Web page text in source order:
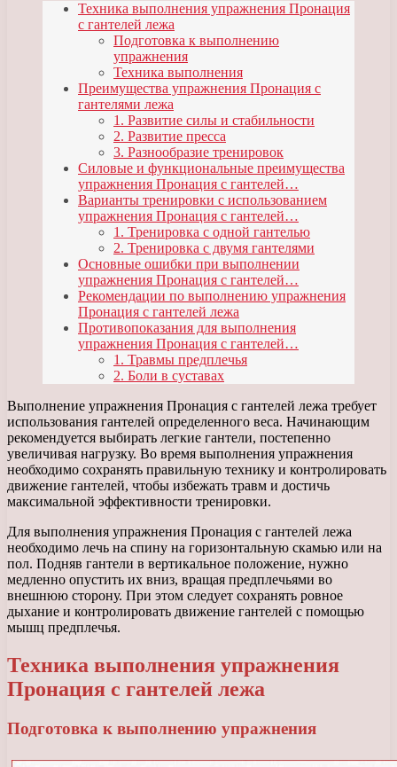
Техника выполнения упражнения Пронация
с гантелей лежа
Подготовка к выполнению
упражнения
Техника выполнения
Преимущества упражнения Пронация с
гантелями лежа
1. Развитие силы и стабильности
2. Развитие пресса
3. Разнообразие тренировок
Силовые и функциональные преимущества
упражнения Пронация с гантелей…
Варианты тренировки с использованием
упражнения Пронация с гантелей…
1. Тренировка с одной гантелью
2. Тренировка с двумя гантелями
Основные ошибки при выполнении
упражнения Пронация с гантелей…
Рекомендации по выполнению упражнения
Пронация с гантелей лежа
Противопоказания для выполнения
упражнения Пронация с гантелей…
1. Травмы предплечья
2. Боли в суставах
Выполнение упражнения Пронация с гантелей лежа требует
использования гантелей определенного веса. Начинающим
рекомендуется выбирать легкие гантели, постепенно
увеличивая нагрузку. Во время выполнения упражнения
необходимо сохранять правильную технику и контролировать
движение гантелей, чтобы избежать травм и достичь
максимальной эффективности тренировки.
Для выполнения упражнения Пронация с гантелей лежа
необходимо лечь на спину на горизонтальную скамью или на
пол. Подняв гантели в вертикальное положение, нужно
медленно опустить их вниз, вращая предплечьями во
внешнюю сторону. При этом следует сохранять ровное
дыхание и контролировать движение гантелей с помощью
мышц предплечья.
Техника выполнения упражнения
Пронация с гантелей лежа
Подготовка к выполнению упражнения